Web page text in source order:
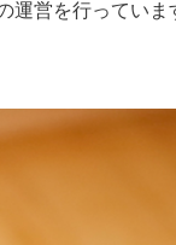
運営を行っていま